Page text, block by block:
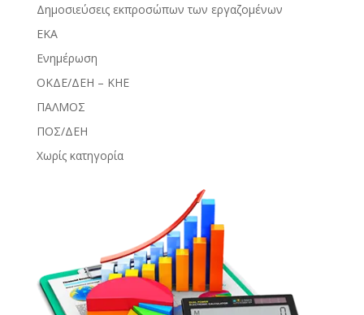
Δημοσιεύσεις εκπροσώπων των εργαζομένων
ΕΚΑ
Ενημέρωση
ΟΚΔΕ/ΔΕΗ – ΚΗΕ
ΠΑΛΜΟΣ
ΠΟΣ/ΔΕΗ
Χωρίς κατηγορία